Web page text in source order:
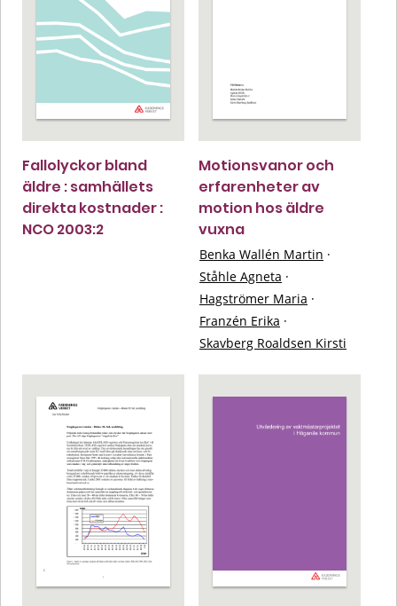
Fallolyckor bland
äldre : samhällets
direkta kostnader :
NCO 2003:2
Motionsvanor och
erfarenheter av
motion hos äldre
vuxna
Benka Wallén Martin ·
Ståhle Agneta ·
Hagströmer Maria ·
Franzén Erika ·
Skavberg Roaldsen Kirsti